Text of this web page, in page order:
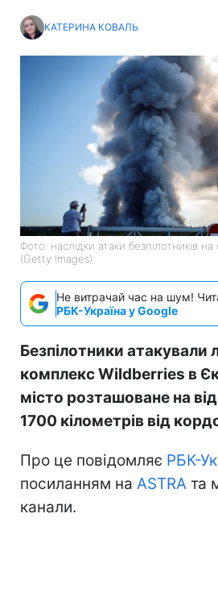
КАТЕРИНА КОВАЛЬ
Фото: наслідки атаки безпілотників
(Getty Images)
Не витрачай час на шум!
РБК-Україна у Google
Безпілотники атакували
комплекс Wildberries в
місто розташоване на
1700 кілометрів від
Про це повідомляє РБК-
посиланням на ASTRA та
канали.